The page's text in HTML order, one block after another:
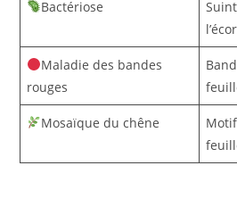
Bactériose
Maladie des bandes
rouges
Mosaïque du chêne